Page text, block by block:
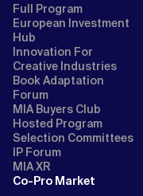
Full Program
European Investment
Hub
Innovation For
Creative Industries
Book Adaptation
Forum
MIA Buyers Club
Hosted Program
Selection Committees
IP Forum
MIA XR
Co-Pro Market